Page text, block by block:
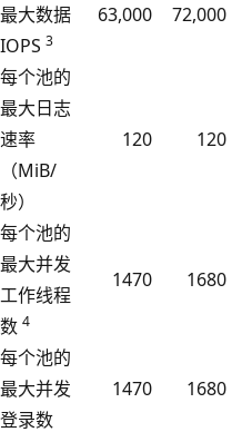
最大数据
IOPS 3
63,000 72,000
每个池的
最大日志
速率
（MiB/
秒）
120 120
每个池的
最大并发
工作线程
数 4
1470 1680
每个池的
最大并发
登录数
1470 1680